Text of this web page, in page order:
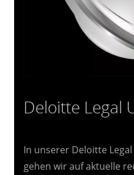
Deloitte Legal
In unserer Deloitte
gehen wir auf aktuelle